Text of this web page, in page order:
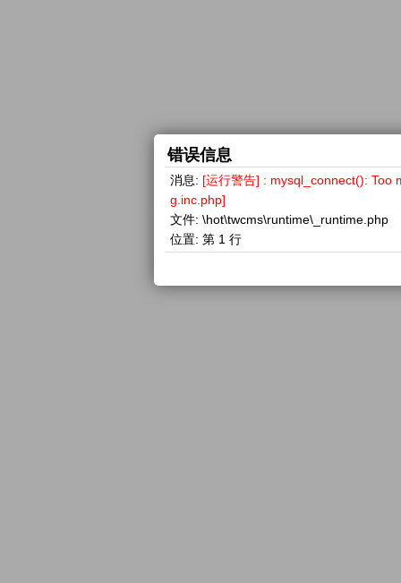
错误信息
消息: [运行警告] : mysql_connect(): Too
g.inc.php]
文件: \hot\twcms\runtime\_runtime.php
位置: 第 1 行